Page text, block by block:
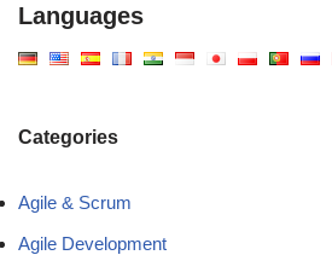
Languages
Categories
Agile & Scrum
Agile Development